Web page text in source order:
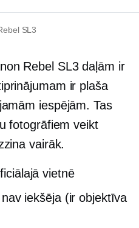
SL3
Rebel SL3 daļām ir
ir plaša
iespējām. Tas
fotogrāfiem veikt
vairāk.
vietnē
iekšēja (ir objektīva